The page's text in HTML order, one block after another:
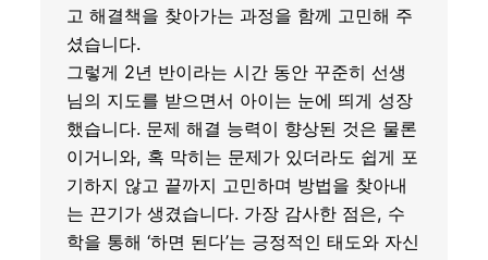
고 해결책을 찾아가는 과정을 함께 고민해 주
셨습니다.
그렇게 2년 반이라는 시간 동안 꾸준히 선생
님의 지도를 받으면서 아이는 눈에 띄게 성장
했습니다. 문제 해결 능력이 향상된 것은 물론
이거니와, 혹 막히는 문제가 있더라도 쉽게 포
기하지 않고 끝까지 고민하며 방법을 찾아내
는 끈기가 생겼습니다. 가장 감사한 점은, 수
학을 통해 ‘하면 된다’는 긍정적인 태도와 자신